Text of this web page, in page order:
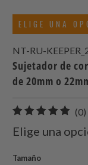
ELIGE UNA
NT-RU-
Sujetador de
de 20mm o
(0)
Elige una
Tamaño